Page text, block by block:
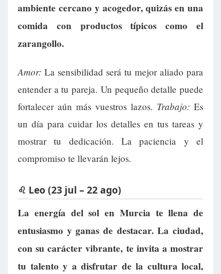
ambiente cercano y acogedor, quizás en una
comida con productos típicos como el
zarangollo.
Amor: La sensibilidad será tu mejor aliado para
entender a tu pareja. Un pequeño detalle puede
fortalecer aún más vuestros lazos. Trabajo: Es
un día para cuidar los detalles en tus tareas y
mostrar tu dedicación. La paciencia y el
compromiso te llevarán lejos.
♌ Leo (23 jul – 22 ago)
La energía del sol en Murcia te llena de
entusiasmo y ganas de destacar. La ciudad,
con su carácter vibrante, te invita a mostrar
tu talento y a disfrutar de la cultura local,